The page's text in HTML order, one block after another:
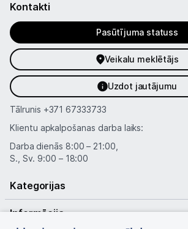
Kontakti
Pasūtījuma statuss
Veikalu meklētājs
Uzdot jautājumu
Tālrunis +371 67333733
Klientu apkalpošanas darba laiks:
Darba dienās 8:00 – 21:00,
S., Sv. 9:00 – 18:00
Kategorijas
Informācija